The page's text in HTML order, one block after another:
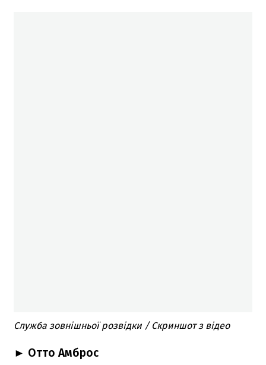
Служба зовнішньої розвідки / Скриншот з відео
► Отто Амброс